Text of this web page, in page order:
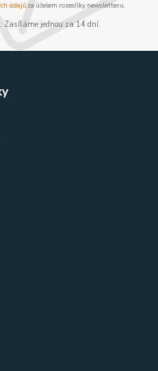
údajůza účelem rozesílky newsletteru.
Zasíláme jednou za 14 dní.